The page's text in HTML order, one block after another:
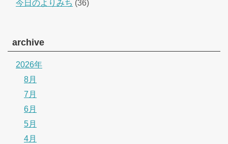
今日のよりみち (36)
archive
2026年
8月
7月
6月
5月
4月